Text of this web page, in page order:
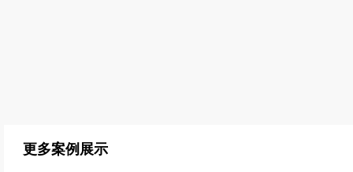
更多案例展示